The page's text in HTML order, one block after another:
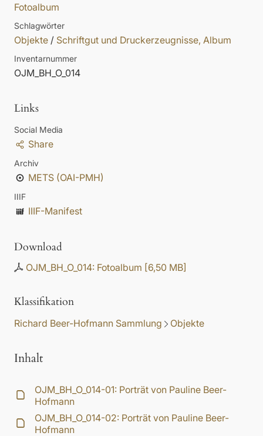
Fotoalbum
Schlagwörter
Objekte / Schriftgut und Druckerzeugnisse, Album
Inventarnummer
OJM_BH_O_014
Links
Social Media
Share
Archiv
METS (OAI-PMH)
IIIF
IIIF-Manifest
Download
OJM_BH_O_014: Fotoalbum [6,50 MB]
Klassifikation
Richard Beer-Hofmann Sammlung Objekte
Inhalt
OJM_BH_O_014-01: Porträt von Pauline Beer-
Hofmann
OJM_BH_O_014-02: Porträt von Pauline Beer-
Hofmann